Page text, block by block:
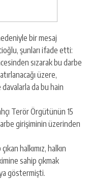
bir mesaj
şunları ifade etti:
sızarak bu darbe
üzere,
da bu hain
Terör Örgütünün 15
girişiminin üzerinden
halkımız, halkın
sahip çıkmak
göstermişti.